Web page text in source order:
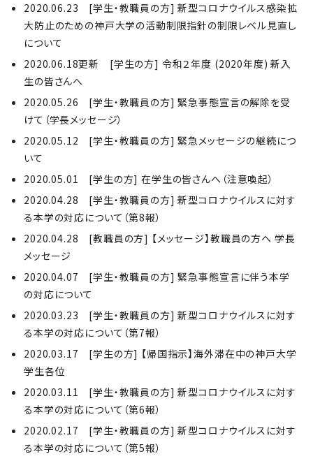
2020.06.23 [学生・教職員の方] 新型コロナウイルス感染拡
大防止のための神戸大学の活動制限指針の制限レベル見直し
について
2020.06.18更新 [学生の方] 令和２年度 (2020年度) 新入
生の皆さんへ
2020.05.26 [学生・教職員の方] 緊急事態宣言の解除を受
けて（学長メッセージ）
2020.05.12 [学生・教職員の方] 緊急メッセージの継続につ
いて
2020.05.01 [学生の方] 在学生の皆さんへ（注意喚起）
2020.04.28 [学生・教職員の方] 新型コロナウイルスに対す
る本学の対応について（第8報）
2020.04.28 [教職員の方] 【メッセージ】教職員の方へ 学長
メッセージ
2020.04.07 [学生・教職員の方] 緊急事態宣言に伴う本学
の対応について
2020.03.23 [学生・教職員の方] 新型コロナウイルスに対す
る本学の対応について（第7報）
2020.03.17 [学生の方] 【帰国指示】海外滞在中の神戸大学
学生各位
2020.03.11 [学生・教職員の方] 新型コロナウイルスに対す
る本学の対応について（第6報）
2020.02.17 [学生・教職員の方] 新型コロナウイルスに対す
る本学の対応について（第5報）